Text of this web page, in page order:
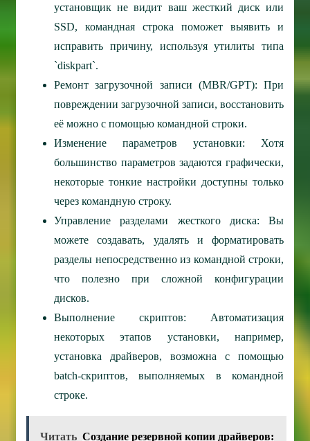
установщик не видит ваш жесткий диск или
SSD, командная строка поможет выявить и
исправить причину, используя утилиты типа
`diskpart`.
Ремонт загрузочной записи (MBR/GPT): При
повреждении загрузочной записи, восстановить
её можно с помощью командной строки.
Изменение параметров установки: Хотя
большинство параметров задаются графически,
некоторые тонкие настройки доступны только
через командную строку.
Управление разделами жесткого диска: Вы
можете создавать, удалять и форматировать
разделы непосредственно из командной строки,
что полезно при сложной конфигурации
дисков.
Выполнение скриптов: Автоматизация
некоторых этапов установки, например,
установка драйверов, возможна с помощью
batch-скриптов, выполняемых в командной
строке.
Читать Создание резервной копии драйверов: